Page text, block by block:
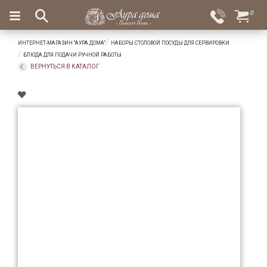
Вход
Избранное
×
Салоны
Доставка
Оплата
Ароматы
0
ИНТЕРНЕТ-МАГАЗИН "АУРА ДОМА"
НАБОРЫ СТОЛОВОЙ ПОСУДЫ ДЛЯ СЕРВИРОВКИ
БЛЮДА ДЛЯ ПОДАЧИ РУЧНОЙ РАБОТЫ
ВЕРНУТЬСЯ В КАТАЛОГ